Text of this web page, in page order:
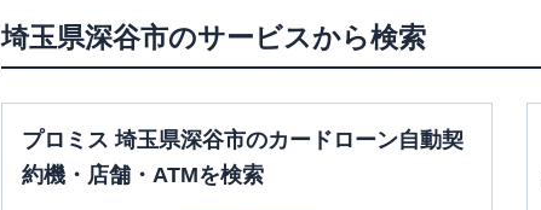
埼玉県深谷市のサービスから検索
プロミス 埼玉県深谷市のカードローン自動契
約機・店舗・ATMを検索